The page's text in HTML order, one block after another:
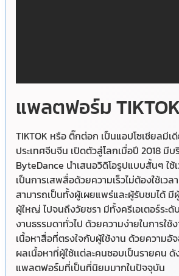
แพลตฟอร์ม
TIKTOK หรือ ติ๊กต่อก เป็นแอปโซเชียลมีเ
ประเทศจีนจีน เปิดตัวสู่โลกเมื่อปี 2018 มี
ByteDance นำเสนอวิดิโอรูปแบบสั้นๆ ใช้
เป็นการเสพสื่อด้วยความเร็วไม่ต้องใช้เว
สามารถเป็นทั้งผู้เผยแพร่และผู้รับชมได้ มี
ผู้ใหญ่ ไปจนถึงวัยชรา มีทั้งครีเอเตอร์ระ
งานธรรมดาทั่วไป ด้วยความง่ายในการใช้
เนื้อหาสื่อที่ตรงใจกับผู้ใช้งาน ด้วยความอัจ
ผลเนื้อหาที่ผู้ใช้เเต่ละคนชอบเป็นรายคน
แพลตฟอร์มที่เป็นที่นิยมมากในปัจจุบัน